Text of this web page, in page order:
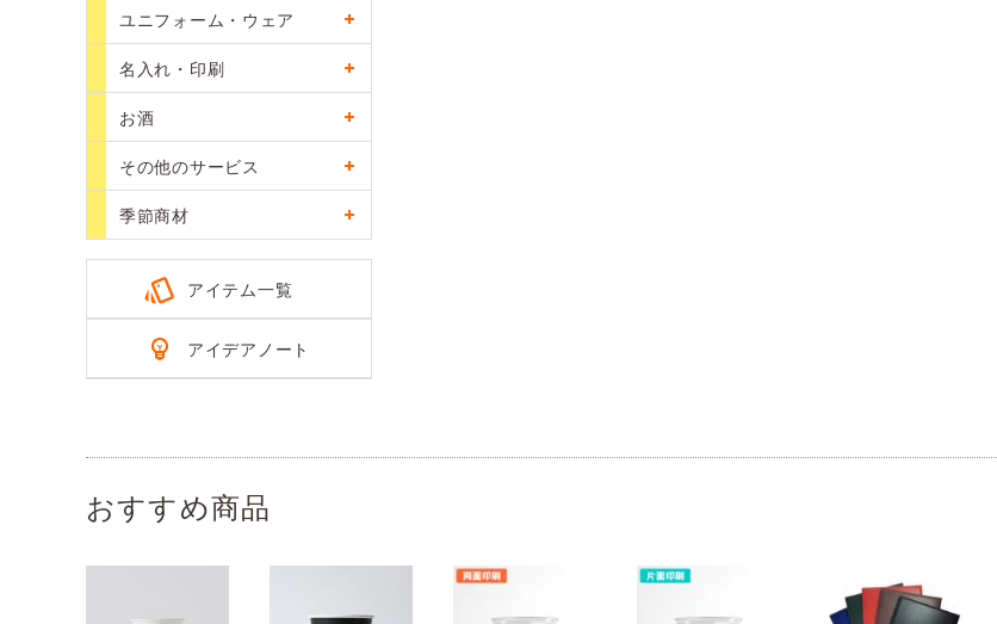
ユニフォーム・ウェア
名入れ・印刷
お酒
その他のサービス
季節商材
アイテム一覧
アイデアノート
おすすめ商品